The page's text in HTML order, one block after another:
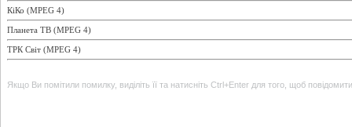
КіКо (MPEG 4)
Планета ТВ (MPEG 4)
ТРК Світ (MPEG 4)
Якщо Ви помітили помилку, виділіть її та натисніть Ctrl+Enter для того, щоб